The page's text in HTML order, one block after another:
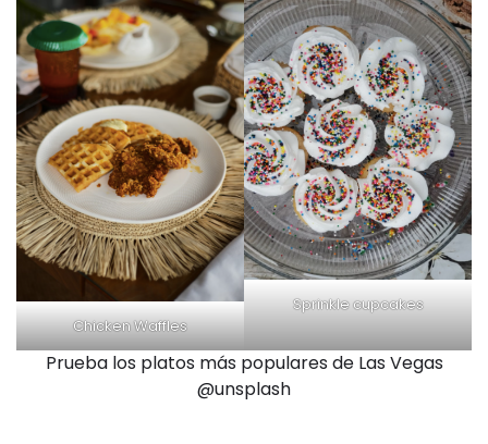
Chicken Waffles
Sprinkle cupcakes
Prueba los platos más populares de Las Vegas
@unsplash